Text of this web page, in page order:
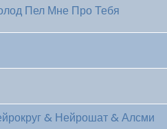
Пел Мне Про Тебя
& Нейрошат & Алсми